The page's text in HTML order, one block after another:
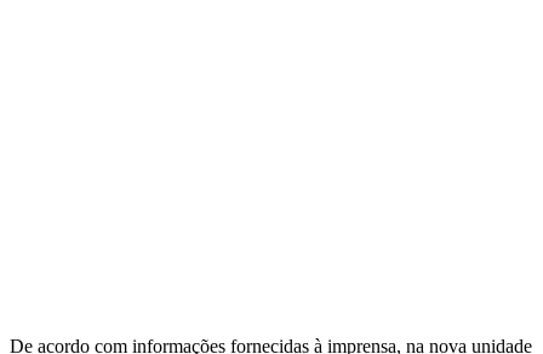
De acordo com informações fornecidas à imprensa, na nova unidade